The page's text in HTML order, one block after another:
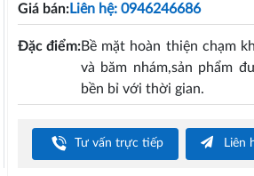
Giá bán:Liên hệ: 0946246686
Đặc điểm:Bề mặt hoàn thiện chạm
và băm nhám,sản phẩm
bền bỉ với thời gian.
Tư vấn trực tiếp Liên